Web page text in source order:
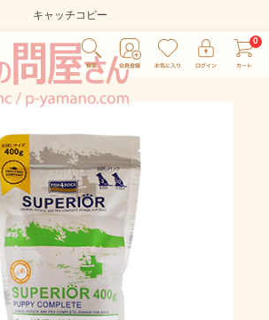
キャッチコピー